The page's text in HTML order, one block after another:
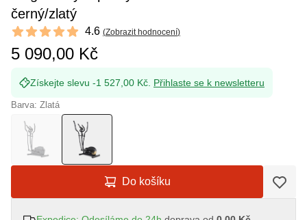
černý/zlatý
Reviews
4.6 out of 5 stars 4.6 (Zobrazit hodnocení)
5 090,00 Kč
Získejte slevu -1 527,00 Kč. Přihlaste se k newsletteru
Barva: Zlatá
Do košíku